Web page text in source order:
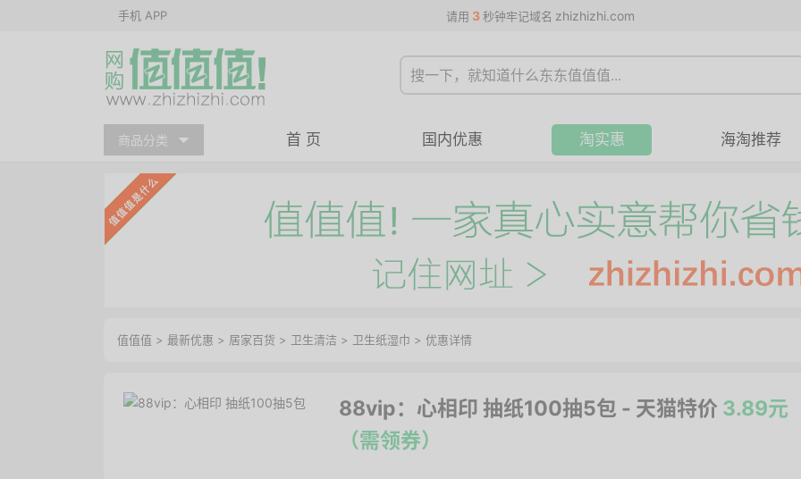
手机 APP 请用 3 秒钟牢记域名 zhizhizhi.com
商品分类 首 页 国内优惠 淘实惠 海淘推荐
值值值 > 最新优惠 > 居家百货 > 卫生清洁 > 卫生纸湿巾 > 优惠详情
88vip：心相印 抽纸100抽5包 - 天猫特价 3.89元
（需领券）